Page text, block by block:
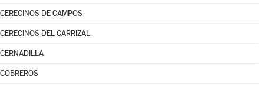
CERECINOS DE CAMPOS
CERECINOS DEL CARRIZAL
CERNADILLA
COBREROS